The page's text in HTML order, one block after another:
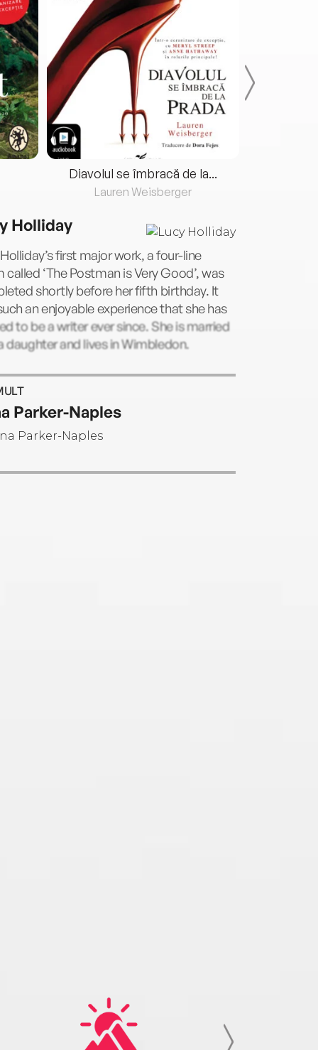
Diavolul se îmbracă de la...
Lauren Weisberger
Holliday
first major work, a four-line
called ‘The Postman is Very Good’, was
shortly before her fifth birthday. It
an enjoyable experience that she has
to be a writer ever since. She is married
daughter and lives in Wimbledon.
Parker-Naples